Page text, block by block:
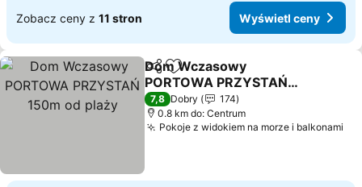
Zobacz ceny z 11 stron Wyświetl ceny
Udostępnij
Dodaj do ulubionych
Dom Wczasowy
PORTOWA PRZYSTAŃ
150m od plaży
7,8 Dobry
174
0.8 km do: Centrum
Pokoje z widokiem na morze i balkonami